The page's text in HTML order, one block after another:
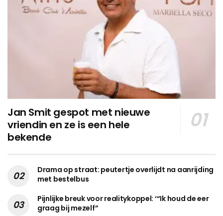
Jan Smit gespot met nieuwe
vriendin en ze is een hele
bekende
Drama op straat: peutertje overlijdt na aanrijding
met bestelbus
Pijnlijke breuk voor realitykoppel: ‘“Ik houd de eer
graag bij mezelf”